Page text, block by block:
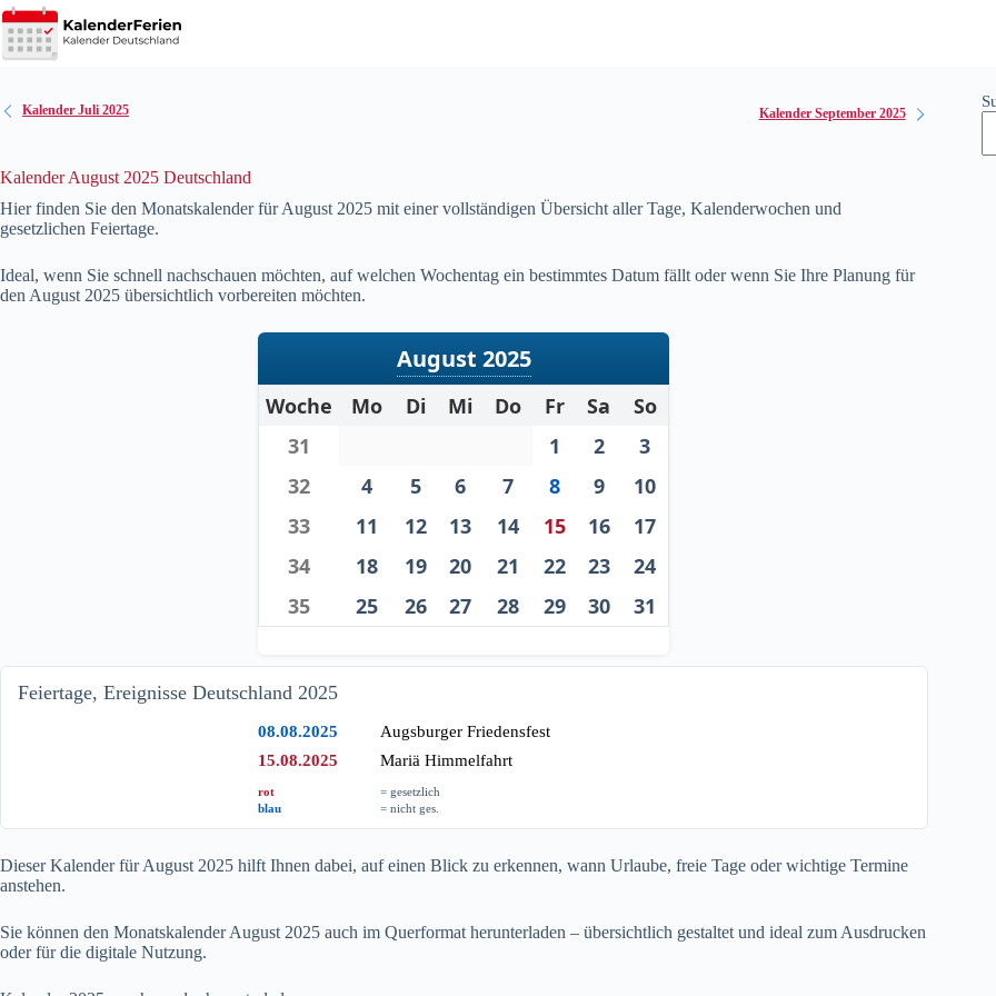
Zum
Inhalt
springen
Kalender Juli 2025 Kalender September 2025
Kalender August 2025 Deutschland
Hier finden Sie den Monatskalender für August 2025 mit einer vollständigen Übersicht aller Tage, Kalenderwochen und
gesetzlichen Feiertage.
Ideal, wenn Sie schnell nachschauen möchten, auf welchen Wochentag ein bestimmtes Datum fällt oder wenn Sie Ihre Planung für
den August 2025 übersichtlich vorbereiten möchten.
August 2025
Woche Mo Di Mi Do Fr Sa
So
31
1 2
3
32
4 5 6 7 8 9
10
33
11 12 13 14 15 16
17
34
18 19 20 21 22 23
24
35
25 26 27 28 29 30 31
Feiertage, Ereignisse Deutschland 2025
08.08.2025
Augsburger Friedensfest
15.08.2025
Mariä Himmelfahrt
rot
= gesetzlich
blau
= nicht ges.
Dieser Kalender für August 2025 hilft Ihnen dabei, auf einen Blick zu erkennen, wann Urlaube, freie Tage oder wichtige Termine
anstehen.
Sie können den Monatskalender August 2025 auch im Querformat herunterladen – übersichtlich gestaltet und ideal zum Ausdrucken
oder für die digitale Nutzung.